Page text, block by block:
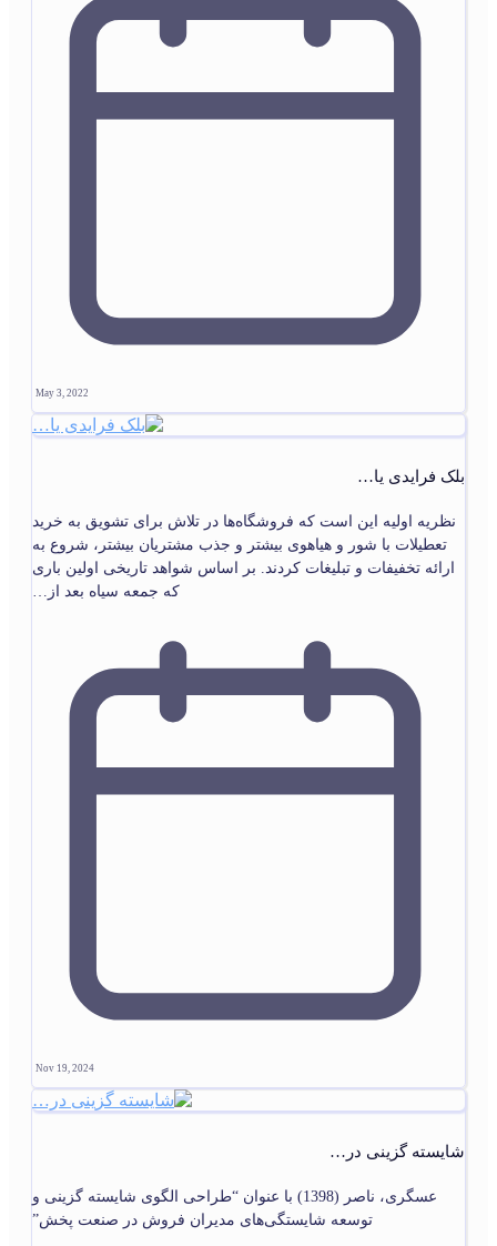
May 3, 2022
بلک فرایدی یا…
نظریه اولیه این است که فروشگاه‌ها در تلاش برای تشویق به خرید
تعطیلات با شور و هیاهوی بیشتر و جذب مشتریان بیشتر، شروع به
ارائه تخفیفات و تبلیغات کردند. بر اساس شواهد تاریخی اولین باری
که جمعه سیاه بعد از…
Nov 19, 2024
شایسته گزینی در…
عسگری، ناصر (1398) با عنوان “طراحی الگوی شایسته گزینی و
توسعه شایستگی‌های مدیران فروش در صنعت پخش”